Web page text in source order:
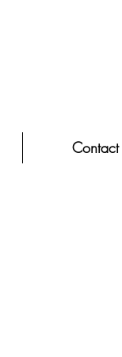
Contact